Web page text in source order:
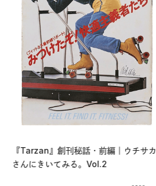
『Tarzan』創刊秘話・前編｜ウチサカ
さんにきいてみる。Vol.2